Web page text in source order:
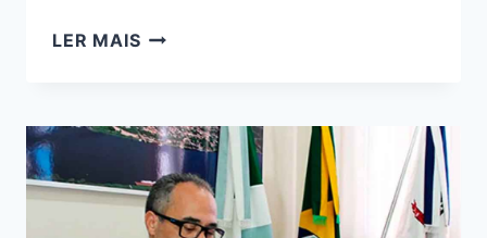
LER MAISPREFEITO
DECRETO
QUE
PROIBIA
REALIZAÇÃO